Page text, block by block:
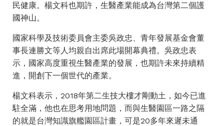
民健康。楊文科也期許，生醫產業能成為台灣第二個護
國神山。
國家科學及技術委員會主委吳政忠、青年發展基金會董
事長連勝文等人均親自出席此場開幕典禮。吳政忠表
示，國家高度重視生醫產業的發展，也期許未來持續精
進，開創下一個世代的產業。
楊文科表示，2018年第二生技大樓才剛動土，如今已進
駐全滿，他也在思考用地問題，而與生醫園區一路之隔
的就是台灣知識旗艦園區計畫，可是20多年來遲未通